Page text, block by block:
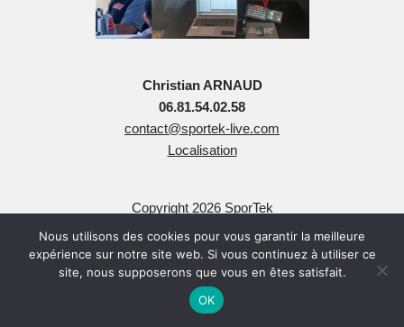
Christian ARNAUD
06.81.54.02.58
contact@sportek-live.com
Localisation
Copyright 2026 SporTek
Tous Droits Réservés
| Propulsé par
Nous utilisons des cookies pour vous garantir la meilleure
expérience sur notre site web. Si vous continuez à utiliser ce
site, nous supposerons que vous en êtes satisfait.
OK